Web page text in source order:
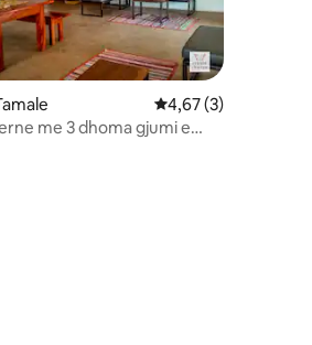
5, 4 vlerësime
Vlerësimi mesatar
4,67 (3)
me 3 dhoma gjumi e